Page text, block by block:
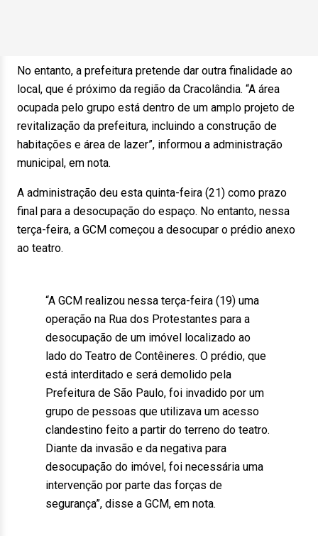
No entanto, a prefeitura pretende dar outra finalidade ao
local, que é próximo da região da Cracolândia. “A área
ocupada pelo grupo está dentro de um amplo projeto de
revitalização da prefeitura, incluindo a construção de
habitações e área de lazer”, informou a administração
municipal, em nota.
A administração deu esta quinta-feira (21) como prazo
final para a desocupação do espaço. No entanto, nessa
terça-feira, a GCM começou a desocupar o prédio anexo
ao teatro.
“A GCM realizou nessa terça-feira (19) uma
operação na Rua dos Protestantes para a
desocupação de um imóvel localizado ao
lado do Teatro de Contêineres. O prédio, que
está interditado e será demolido pela
Prefeitura de São Paulo, foi invadido por um
grupo de pessoas que utilizava um acesso
clandestino feito a partir do terreno do teatro.
Diante da invasão e da negativa para
desocupação do imóvel, foi necessária uma
intervenção por parte das forças de
segurança”, disse a GCM, em nota.